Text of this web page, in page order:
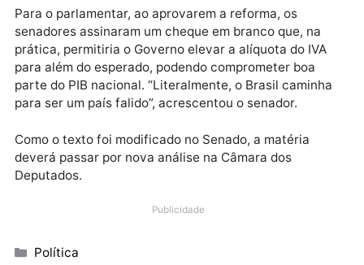
dezenas de novas emendas foram acatadas de
hora e o Governo sequer fez um estudo de impacto.
uma completa irresponsabilidade permitir tantas
exceções e, no fim, penalizar os mais pobres e o
de serviços”, afirmou o senador.
Para o parlamentar, ao aprovarem a reforma, os
senadores assinaram um cheque em branco que, na
prática, permitiria o Governo elevar a alíquota do IVA
parte do PIB nacional. “Literalmente, o Brasil